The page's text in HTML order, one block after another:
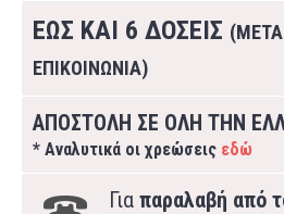
ΕΩΣ ΚΑΙ 6 ΔΟΣΕΙΣ
ΕΠΙΚΟΙΝΩΝΙΑ)
ΑΠΟΣΤΟΛΗ ΣΕ ΟΛΗ ΤΗΝ
* Αναλυτικά οι χρεώσεις εδώ
Για παραλαβή από